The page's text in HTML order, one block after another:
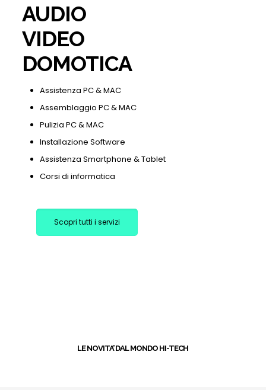
AUDIO
VIDEO
DOMOTICA
Assistenza PC & MAC
Assemblaggio PC & MAC
Pulizia PC & MAC
Installazione Software
Assistenza Smartphone & Tablet
Corsi di informatica
Scopri tutti i servizi
LE NOVITA’ DAL MONDO HI-TECH